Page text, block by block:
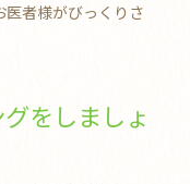
者様がびっくりさ
をしましょ